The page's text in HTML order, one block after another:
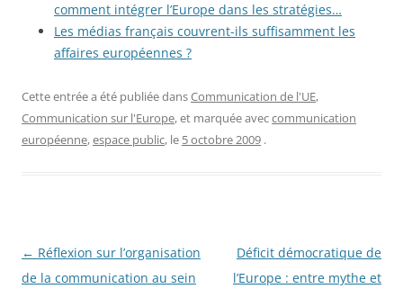
comment intégrer l’Europe dans les stratégies…
Les médias français couvrent-ils suffisamment les
affaires européennes ?
Cette entrée a été publiée dansCommunication de l'UE,
Communication sur l'Europe, et marquée aveccommunication
européenne,espace public, le 5 octobre 2009 .
Navigation
des
← Réflexion sur l’organisation
de la communication au sein
Déficit démocratique de
l’Europe : entre mythe et